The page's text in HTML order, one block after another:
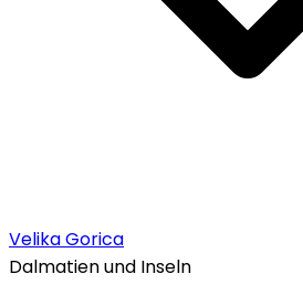
Velika Gorica
Dalmatien und Inseln